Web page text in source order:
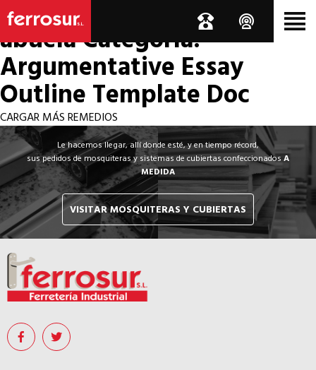
Los por si acaso de la
abuelaCategoría:
Argumentative Essay
Outline Template Doc
CARGAR MÁS REMEDIOS
Le hacemos llegar, allí donde esté, y en tiempo récord,
sus pedidos de mosquiteras y sistemas de cubiertas confeccionadosA
MEDIDA
VISITAR MOSQUITERAS Y CUBIERTAS